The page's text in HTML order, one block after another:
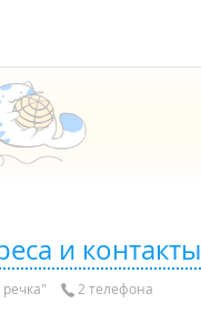
и контакты
2 телефона